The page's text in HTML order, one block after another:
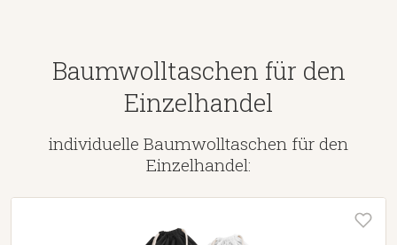
Baumwolltaschen für den
Einzelhandel
individuelle Baumwolltaschen für den
Einzelhandel: